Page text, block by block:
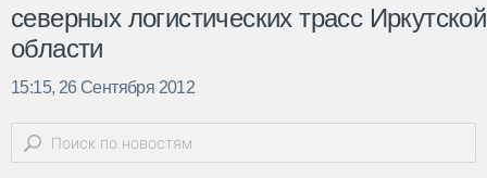
северных логистических трасс Иркутской
области
15:15, 26 Сентября 2012